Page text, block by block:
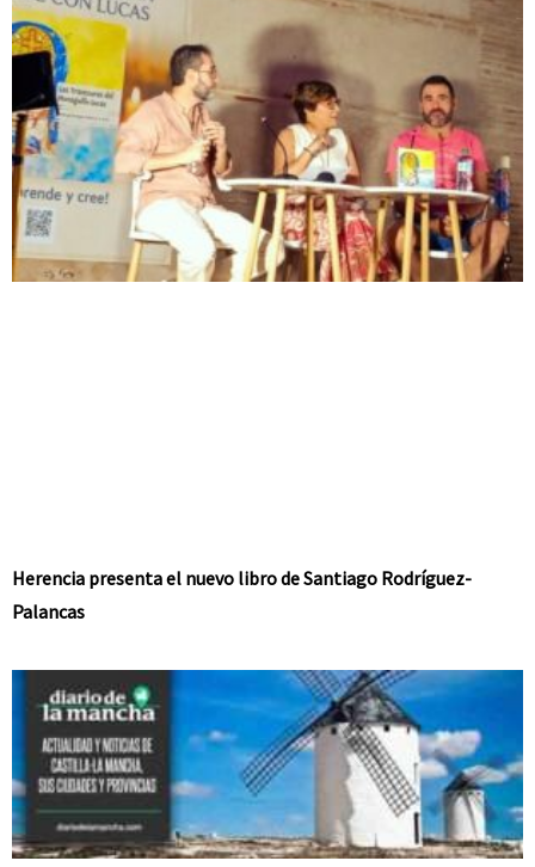
Herencia presenta el nuevo libro de Santiago Rodríguez-
Palancas